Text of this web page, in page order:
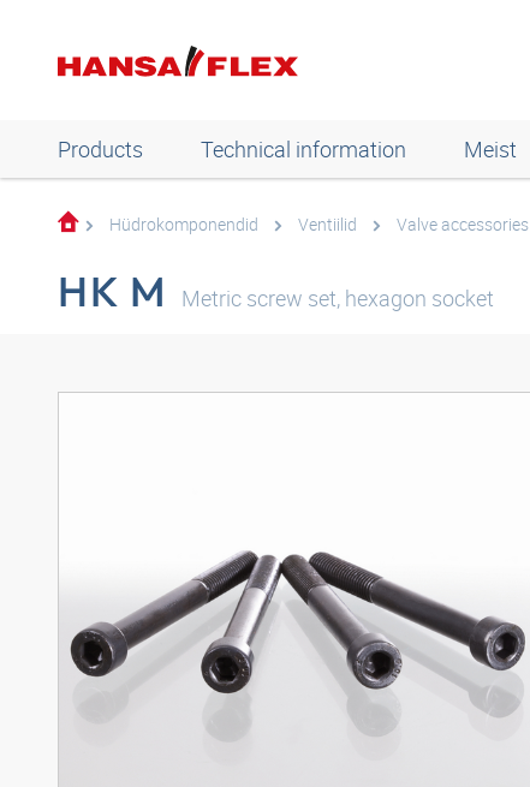
Products Technical information Meist
Hüdrokomponendid Ventiilid Valve accessories
HK M Metric screw set, hexagon socket